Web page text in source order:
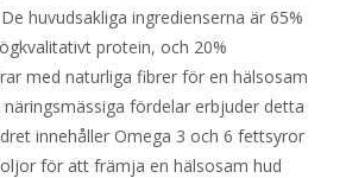
huvudsakliga ingredienserna är 65%
protein, och 20%
med naturliga fibrer för en hälsosam
fördelar erbjuder detta
innehåller Omega 3 och 6 fettsyror
för att främja en hälsosam hud